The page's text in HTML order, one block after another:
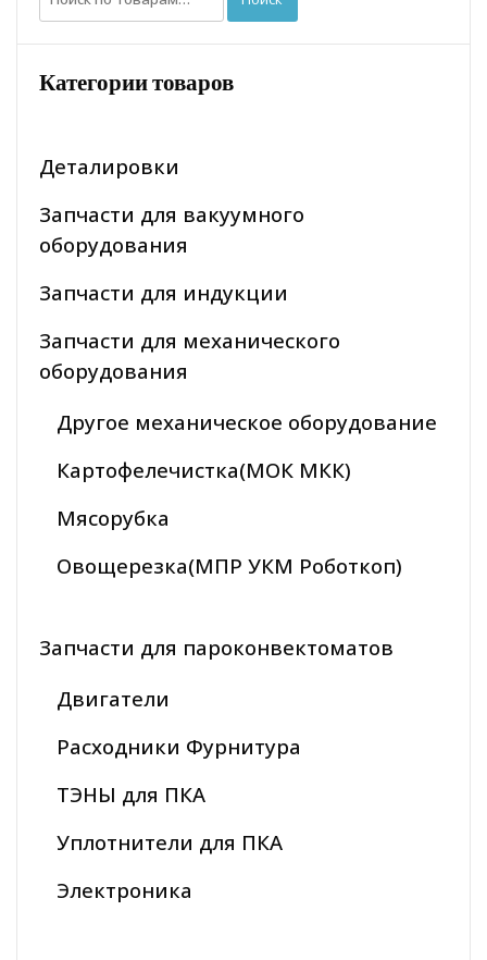
Категории товаров
Деталировки
Запчасти для вакуумного
оборудования
Запчасти для индукции
Запчасти для механического
оборудования
Другое механическое оборудование
Картофелечистка(МОК МКК)
Мясорубка
Овощерезка(МПР УКМ Роботкоп)
Запчасти для пароконвектоматов
Двигатели
Расходники Фурнитура
ТЭНЫ для ПКА
Уплотнители для ПКА
Электроника